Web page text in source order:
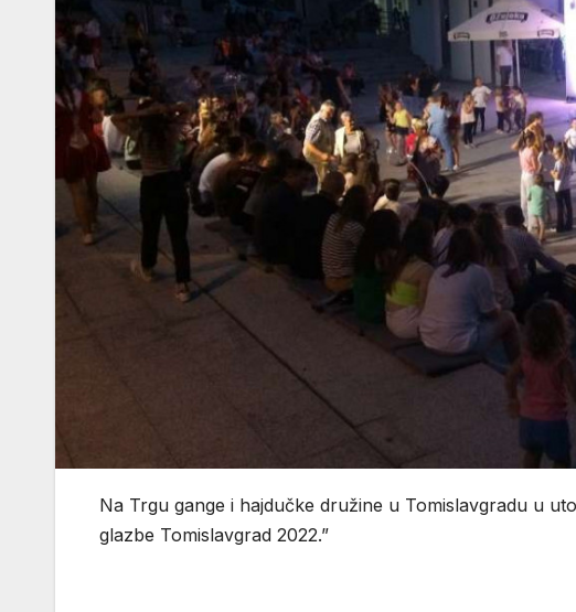
Na Trgu gange i hajdučke družine u Tomislavgradu u
glazbe Tomislavgrad 2022.”